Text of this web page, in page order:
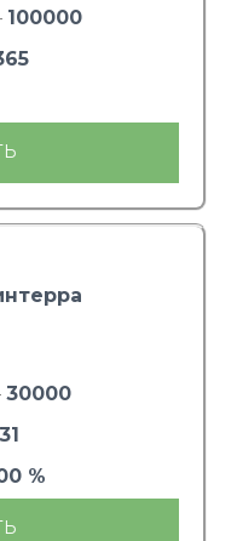
100000
30000
31
%